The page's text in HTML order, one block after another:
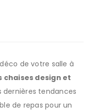
de votre salle à
chaises design et
dernières tendances
de repas pour un